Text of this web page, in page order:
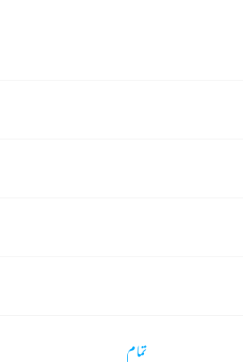
تمام